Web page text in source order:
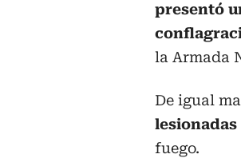
presentó
la Armada
De igual
fuego.